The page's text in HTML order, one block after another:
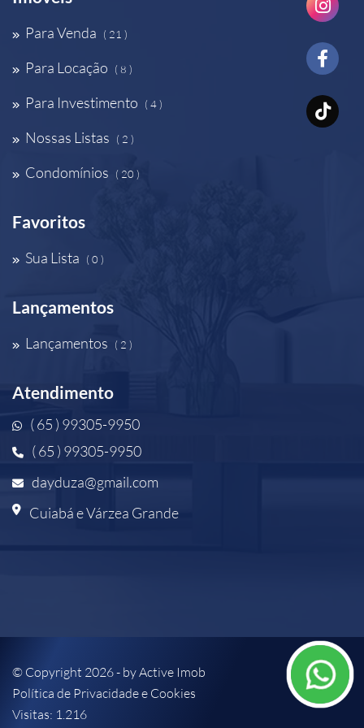
Para Venda ( 21 )
Para Locação ( 8 )
Para Investimento ( 4 )
Nossas Listas ( 2 )
Condomínios ( 20 )
Favoritos
Sua Lista ( 0 )
Lançamentos
Lançamentos ( 2 )
Atendimento
( 65 ) 99305-9950
( 65 ) 99305-9950
dayduza@gmail.com
Cuiabá e Várzea Grande
© Copyright 2026 - byActive Imob
Política de Privacidade e Cookies
Visitas: 1.216